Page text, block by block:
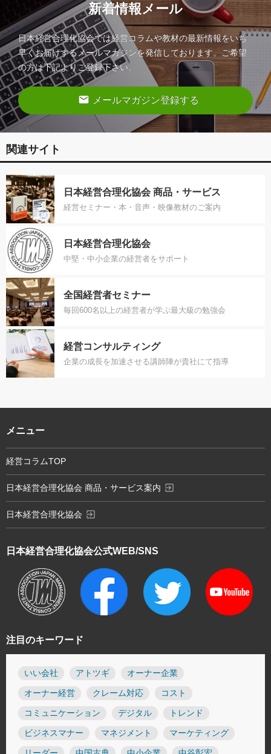
新着情報メール
日本経営合理化協会では経営コラムや教材の最新情報をいち
早くお届けするメールマガジンを発信しております。ご希望
の方は下記よりご登録下さい。
email メールマガジン登録する
関連サイト
日本経営合理化協会 商品・サービス
経営セミナー・本・音声・映像教材のご案内
日本経営合理化協会
中堅・中小企業の経営者をサポート
全国経営者セミナー
毎回600名以上の経営者が学ぶ最大級の勉強会
経営コンサルティング
企業の成長を加速させる講師陣が貴社にて指導
注目のキーワード
いい会社 アトツギ オーナー企業
オーナー経営 クレーム対応 コスト
コミュニケーション デジタル トレンド
ビジネスマナー マネジメント マーケティング
日本経営合理化協会公式WEB/SNS
メニュー
経営コラムTOP
日本経営合理化協会 商品・サービス案内 exit_to_app
日本経営合理化協会 exit_to_app